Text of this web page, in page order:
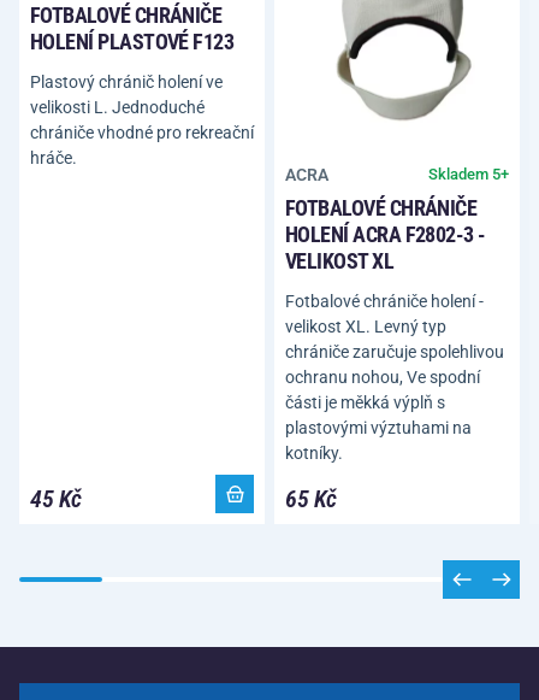
FOTBALOVÉ CHRÁNIČE
HOLENÍ PLASTOVÉ F123
Plastový chránič holení ve
velikosti L. Jednoduché
chrániče vhodné pro rekreační
hráče.
45 Kč
ACRA Skladem 5+
FOTBALOVÉ CHRÁNIČE
HOLENÍ ACRA F2802-3 -
VELIKOST XL
Fotbalové chrániče holení -
velikost XL. Levný typ
chrániče zaručuje spolehlivou
ochranu nohou, Ve spodní
části je měkká výplň s
plastovými výztuhami na
kotníky.
65 Kč